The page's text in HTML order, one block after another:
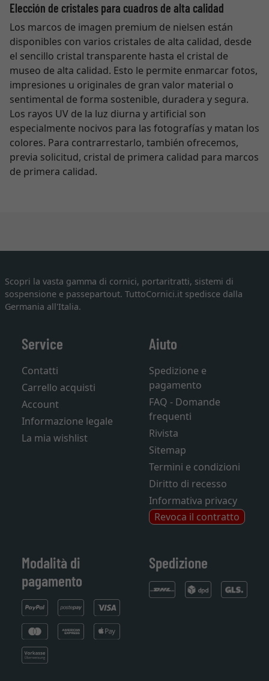
Elección de cristales para cuadros de alta calidad
Los marcos de imagen premium de nielsen están
disponibles con varios cristales de alta calidad, desde
el sencillo cristal transparente hasta el cristal de
museo de alta calidad. Esto le permite enmarcar fotos,
impresiones u originales de gran valor material o
sentimental de forma sostenible, duradera y segura.
Los rayos UV de la luz diurna y artificial son
especialmente nocivos para las fotografías y matan los
colores. Para contrarrestarlo, también ofrecemos,
previa solicitud, cristal de primera calidad para marcos
de primera calidad.
Scopri la vasta gamma di cornici, portaritratti, sistemi di
sospensione e passepartout. TuttoCornici.it spedisce dalla
Germania all'Italia.
Service
Contatti
Carrello acquisti
Account
Informazione legale
La mia wishlist
Aiuto
Spedizione e
pagamento
FAQ - Domande
frequenti
Rivista
Sitemap
Termini e condizioni
Diritto di recesso
Informativa privacy
Revoca il contratto
Modalità di
pagamento
Spedizione